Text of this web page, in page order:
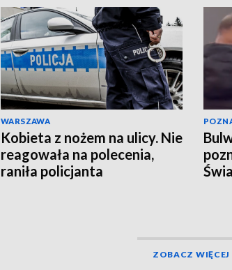
WARSZAWA
Kobieta z nożem na ulicy. Nie
reagowała na polecenia,
raniła policjanta
ZOBACZ WIĘCEJ